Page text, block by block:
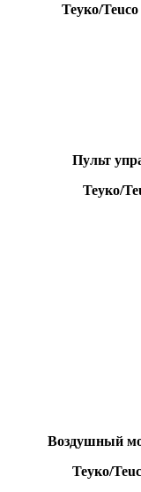
Теуко/Teuco
Пульт
Теуко/
Воздушный
Теуко/